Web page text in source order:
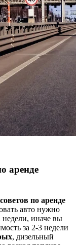
аренде
советов по аренде
авто нужно
недели, иначе вы
за 2-3 недели
, дизельный